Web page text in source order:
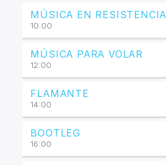
MÚSICA EN RESISTENCIA
10:00
MÚSICA PARA VOLAR
12:00
FLAMANTE
14:00
BOOTLEG
16:00